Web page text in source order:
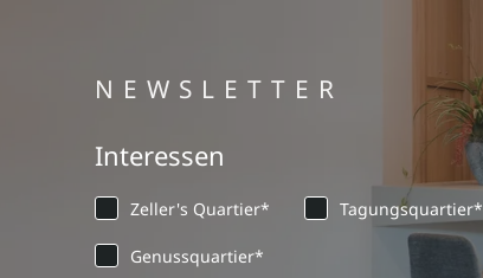
NEWSLETTER
Interessen
Zeller's Quartier* Tagungsquartier*
Genussquartier*